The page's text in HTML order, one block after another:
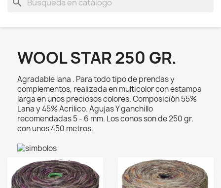
WOOL STAR 250 GR.
Agradable lana . Para todo tipo de prendas y
complementos, realizada en multicolor con estampa
larga en unos preciosos colores. Composición 55%
Lana y 45% Acrilico. Agujas Y ganchillo
recomendadas 5 - 6 mm. Los conos son de 250 gr.
con unos 450 metros.